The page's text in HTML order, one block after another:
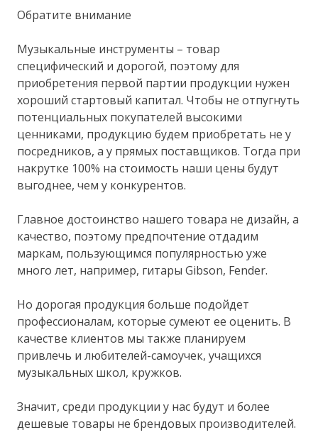
Обратите внимание
Музыкальные инструменты – товар
специфический и дорогой, поэтому для
приобретения первой партии продукции нужен
хороший стартовый капитал. Чтобы не отпугнуть
потенциальных покупателей высокими
ценниками, продукцию будем приобретать не у
посредников, а у прямых поставщиков. Тогда при
накрутке 100% на стоимость наши цены будут
выгоднее, чем у конкурентов.
Главное достоинство нашего товара не дизайн, а
качество, поэтому предпочтение отдадим
маркам, пользующимся популярностью уже
много лет, например, гитары Gibson, Fender.
Но дорогая продукция больше подойдет
профессионалам, которые сумеют ее оценить. В
качестве клиентов мы также планируем
привлечь и любителей-самоучек, учащихся
музыкальных школ, кружков.
Значит, среди продукции у нас будут и более
дешевые товары не брендовых производителей.